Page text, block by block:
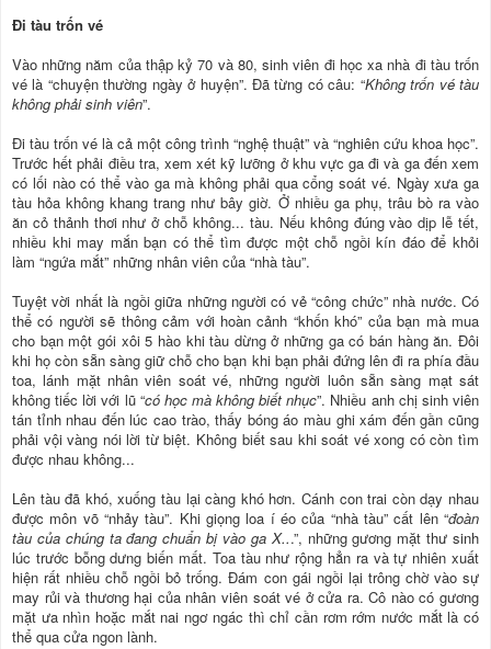
Đi tàu trốn vé
Vào những năm của thập kỷ 70 và 80, sinh viên đi học xa nhà đi tàu trốn
vé là “chuyện thường ngày ở huyện”. Đã từng có câu: “Không trốn vé tàu
không phải sinh viên”.
Đi tàu trốn vé là cả một công trình “nghệ thuật” và “nghiên cứu khoa học”.
Trước hết phải điều tra, xem xét kỹ lưỡng ở khu vực ga đi và ga đến xem
có lối nào có thể vào ga mà không phải qua cổng soát vé. Ngày xưa ga
tàu hỏa không khang trang như bây giờ. Ở nhiều ga phụ, trâu bò ra vào
ăn cỏ thảnh thơi như ở chỗ không... tàu. Nếu không đúng vào dịp lễ tết,
nhiều khi may mắn bạn có thể tìm được một chỗ ngồi kín đáo để khỏi
làm “ngứa mắt” những nhân viên của “nhà tàu”.
Tuyệt vời nhất là ngồi giữa những người có vẻ “công chức” nhà nước. Có
thể có người sẽ thông cảm với hoàn cảnh “khốn khó” của bạn mà mua
cho bạn một gói xôi 5 hào khi tàu dừng ở những ga có bán hàng ăn. Đôi
khi họ còn sẵn sàng giữ chỗ cho bạn khi bạn phải đứng lên đi ra phía đầu
toa, lánh mặt nhân viên soát vé, những người luôn sẵn sàng mạt sát
không tiếc lời với lũ “có học mà không biết nhục”. Nhiều anh chị sinh viên
tán tỉnh nhau đến lúc cao trào, thấy bóng áo màu ghi xám đến gần cũng
phải vội vàng nói lời từ biệt. Không biết sau khi soát vé xong có còn tìm
được nhau không...
Lên tàu đã khó, xuống tàu lại càng khó hơn. Cánh con trai còn dạy nhau
được môn võ “nhảy tàu”. Khi giọng loa í éo của “nhà tàu” cất lên “đoàn
tàu của chúng ta đang chuẩn bị vào ga X...”, những gương mặt thư sinh
lúc trước bỗng dưng biến mất. Toa tàu như rộng hẳn ra và tự nhiên xuất
hiện rất nhiều chỗ ngồi bỏ trống. Đám con gái ngồi lại trông chờ vào sự
may rủi và thương hại của nhân viên soát vé ở cửa ra. Cô nào có gương
mặt ưa nhìn hoặc mắt nai ngơ ngác thì chỉ cần rơm rớm nước mắt là có
thể qua cửa ngon lành.